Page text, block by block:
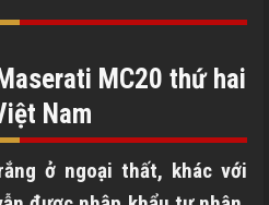
MC20 thứ hai
Nam
ở ngoại thất, khác với